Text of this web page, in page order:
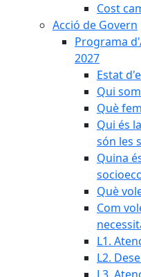
Cost
Acció de Govern
Programa
2027
Estat
Qui
Què
Qui és
són les
Quina
Què
Com
L1.
L2.